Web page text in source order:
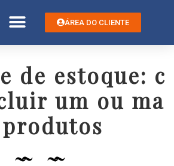
ÁREA DO CLIENTE
de estoque: c
um ou ma